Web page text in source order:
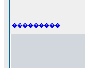
���������